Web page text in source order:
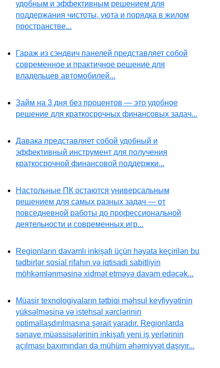
удобным и эффективным решением для
поддержания чистоты, уюта и порядка в жилом
пространстве...
Гараж из сэндвич панелей представляет собой
современное и практичное решение для
владельцев автомобилей...
Займ на 3 дня без процентов — это удобное
решение для краткосрочных финансовых задач...
Давака представляет собой удобный и
эффективный инструмент для получения
краткосрочной финансовой поддержки...
Настольные ПК остаются универсальным
решением для самых разных задач — от
повседневной работы до профессиональной
деятельности и современных игр...
Regionların davamlı inkişafı üçün həyata keçirilən bu
tədbirlər sosial rifahın və iqtisadi sabitliyin
möhkəmlənməsinə xidmət etməyə davam edəcək...
Müasir texnologiyaların tətbiqi məhsul keyfiyyətinin
yüksəlməsinə və istehsal xərclərinin
optimallaşdırılmasına şərait yaradır. Regionlarda
sənaye müəssisələrinin inkişafı yeni iş yerlərinin
açılması baxımından da mühüm əhəmiyyət daşıyır...